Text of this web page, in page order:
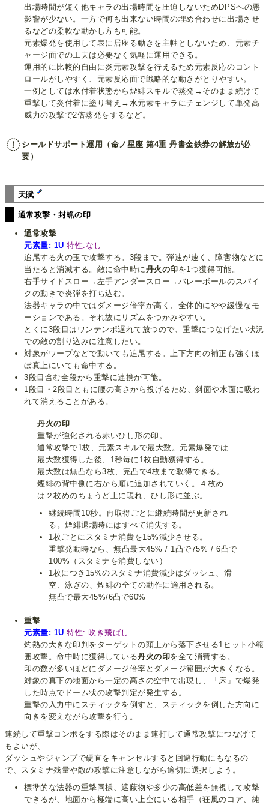
出場時間が短く他キャラの出場時間を圧迫しないためDPSへの悪
影響が少ない。一方で何も出来ない時間の埋め合わせに出場させ
るなどの柔軟な動かし方も可能。
元素爆発を使用して表に居座る動きを主軸としないため、元素チ
ャージ面での工夫は必要なく気軽に運用できる。
運用的に比較的自由に炎元素攻撃を行えるため元素反応のコント
ロールがしやすく、元素反応面で戦略的な動きがとりやすい。
一例としては水付着状態から煙緋スキルで蒸発→そのまま続けて
重撃して炎付着に塗り替え→水元素キャラにチェンジして単発高
威力の攻撃で2倍蒸発をするなど。
シールドサポート運用（命ノ星座 第4重 丹書金鉄券の解放が必
要）
天賦
通常攻撃・封蝋の印
通常攻撃
元素量: 1U 特性:なし
追尾する火の玉で攻撃する。3段まで。弾速が速く、障害物などに
当たると消滅する。敵に命中時に丹火の印を1つ獲得可能。
右手サイドスロー→左手アンダースロー→バレーボールのスパイ
クの動きで炎弾を打ち込む。
法器キャラの中ではダメージ倍率が高く、全体的にやや緩慢なモ
ーションである。それ故にリズムをつかみやすい。
とくに3段目はワンテンポ遅れて放つので、重撃につなげたい状況
での敵の割り込みに注意したい。
対象がワープなどで動いても追尾する。上下方向の補正も強くほ
ぼ真上にいても命中する。
3段目含む全段から重撃に連携が可能。
1段目・2段目ともに腰の高さから投げるため、斜面や水面に吸わ
れて消えることがある。
丹火の印
重撃が強化される赤いひし形の印。
通常攻撃で1枚、元素スキルで最大数。元素爆発では
最大数獲得した後、1秒毎に1枚自動獲得する。
最大数は無凸なら3枚、完凸で4枚まで取得できる。
煙緋の背中側に右から順に追加されていく。４枚め
は２枚めのちょうど上に現れ、ひし形に並ぶ。
継続時間10秒。再取得ごとに継続時間が更新され
る。煙緋退場時にはすべて消失する。
1枚ごとにスタミナ消費を15%減少させる。
重撃発動時なら、無凸最大45% / 1凸で75% / 6凸で
100%（スタミナを消費しない）
1枚につき15%のスタミナ消費減少はダッシュ、滑
空、泳ぎの、煙緋の全ての動作に適用される。
無凸で最大45%/6凸で60%
重撃
元素量: 1U 特性: 吹き飛ばし
灼熱の大きな印判をターゲットの頭上から落下させる1ヒット小範
囲攻撃。命中時に獲得している丹火の印を全て消費する。
印の数が多いほどにダメージ倍率とダメージ範囲が大きくなる。
対象の真下の地面から一定の高さの空中で出現し、「床」で爆発
した時点でドーム状の攻撃判定が発生する。
重撃の入力中にスティックを倒すと、スティックを倒した方向に
向きを変えながら攻撃を行う。
連続して重撃コンボをする際はそのまま連打して通常攻撃につなげて
もよいが、
ダッシュやジャンプで硬直をキャンセルすると回避行動にもなるの
で、スタミナ残量や敵の攻撃に注意しながら適切に選択しよう。
標準的な法器の重撃同様、遮蔽物や多少の高低差を無視して攻撃
できるが、地面から極端に高い上空にいる相手（狂風のコア、純